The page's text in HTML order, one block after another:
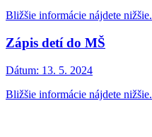
Bližšie informácie nájdete nižšie.
Zápis detí do MŠ
Dátum: 13. 5. 2024
Bližšie informácie nájdete nižšie.